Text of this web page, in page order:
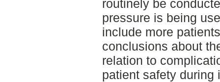
routinely be
pressure is being
include more
conclusions about
relation to
patient safety during